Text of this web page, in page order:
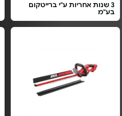
3 שנות אחריות ע"י ברייטקום
בע"מ